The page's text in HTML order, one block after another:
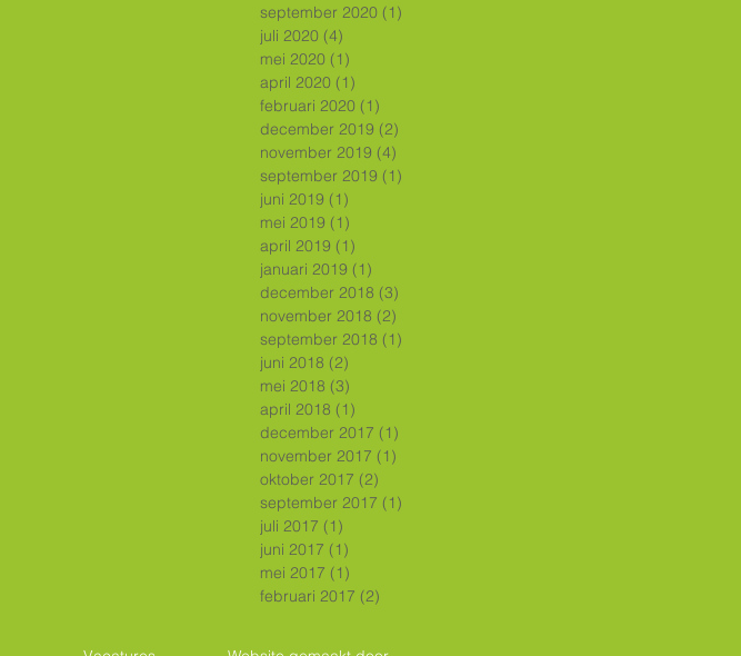
september 2020 (1)
juli 2020 (4)
mei 2020 (1)
april 2020 (1)
februari 2020 (1)
december 2019 (2)
november 2019 (4)
september 2019 (1)
juni 2019 (1)
mei 2019 (1)
april 2019 (1)
januari 2019 (1)
december 2018 (3)
november 2018 (2)
september 2018 (1)
juni 2018 (2)
mei 2018 (3)
april 2018 (1)
december 2017 (1)
november 2017 (1)
oktober 2017 (2)
september 2017 (1)
juli 2017 (1)
juni 2017 (1)
mei 2017 (1)
februari 2017 (2)